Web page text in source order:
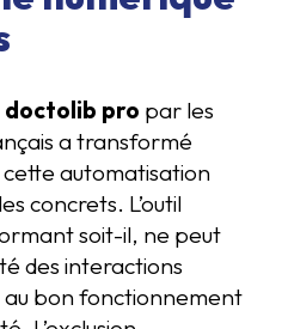
doctolib pro par les
a transformé
cette automatisation
concrets. L’outil
soit-il, ne peut
des interactions
au bon fonctionnement